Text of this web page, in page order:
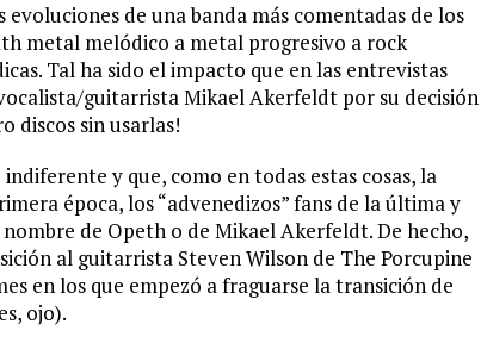
de una banda más comentadas de los
metal melódico a metal progresivo a rock
Tal ha sido el impacto que en las entrevistas
guitarrista Mikael Akerfeldt por su decisión
discos sin usarlas!
y que, como en todas estas cosas, la
época, los “advenedizos” fans de la última y
de Opeth o de Mikael Akerfeldt. De hecho,
al guitarrista Steven Wilson de The Porcupine
en los que empezó a fraguarse la transición de
ojo).